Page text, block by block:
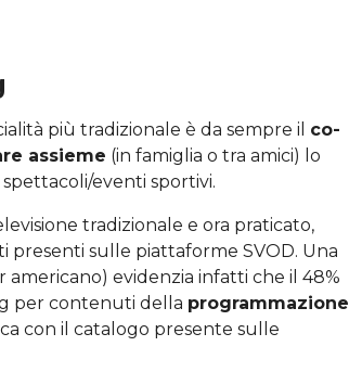
più tradizionale è da sempre il co-
assieme (in famiglia o tra amici) lo
spettacoli/eventi sportivi.
tradizionale e ora praticato,
sulle piattaforme SVOD. Una
evidenzia infatti che il 48%
per contenuti della programmazione
con il catalogo presente sulle